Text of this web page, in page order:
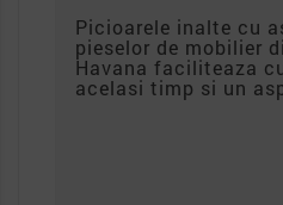
Picioarele inalte cu
pieselor de mobilier
Havana faciliteaza
acelasi timp si un